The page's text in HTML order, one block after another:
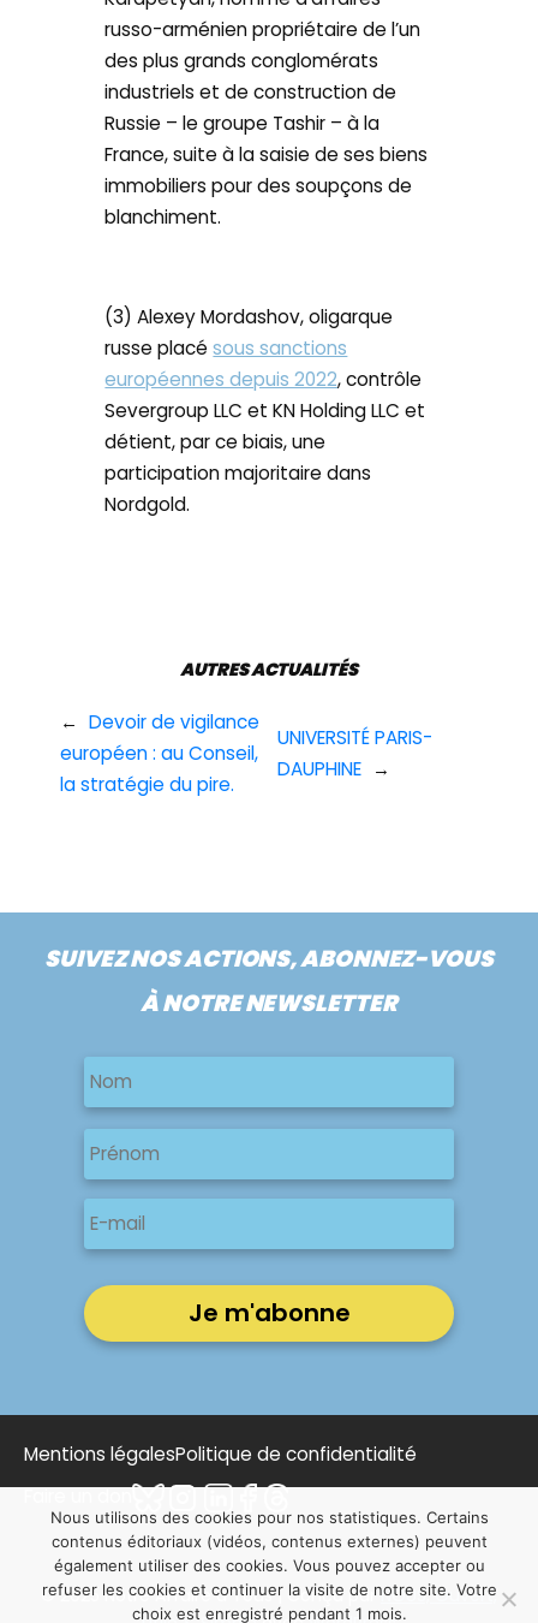
russo-arménien propriétaire de l’un
des plus grands conglomérats
industriels et de construction de
Russie – le groupe Tashir – à la
France, suite à la saisie de ses biens
immobiliers pour des soupçons de
blanchiment.
(3) Alexey Mordashov, oligarque
russe placésous sanctions
européennes depuis 2022, contrôle
Severgroup LLC et KN Holding LLC et
détient, par ce biais, une
participation majoritaire dans
Nordgold.
← Devoir de vigilance
européen : au Conseil,
la stratégie du pire.
AUTRES ACTUALITÉS
UNIVERSITÉ PARIS-
DAUPHINE →
SUIVEZ NOS ACTIONS, ABONNEZ-VOUS
À NOTRE NEWSLETTER
Nom
Nom
Nom
Prénom
E-
mail
Mentions légalesPolitique de confidentialité
Faire un don
© 2025 Notre Affaire à Tous | Conçu parNOUS, Ouvert,
Nous utilisons des cookies pour nos statistiques. Certains
contenus éditoriaux (vidéos, contenus externes) peuvent
également utiliser des cookies. Vous pouvez accepter ou
refuser les cookies et continuer la visite de notre site. Votre
choix est enregistré pendant 1 mois.